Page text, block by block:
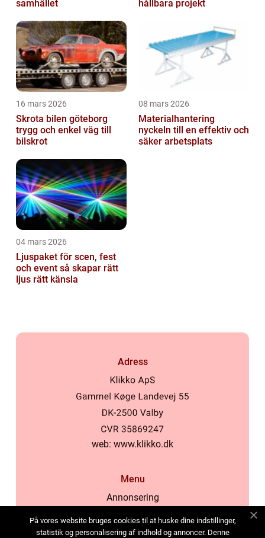
samhället
hållbara projekt
16 mars 2026
Skrota bilen göteborg
trygg och enkel väg till
bilskrot
08 mars 2026
Materialhantering
nyckeln till en effektiv och
säker arbetsplats
04 mars 2026
Ljuspaket för scen, fest
och event så skapar rätt
ljus rätt känsla
Adress
web: www.klikko.dk
Menu
Annonsering
Cookies
På vores website bruges cookies til at huske dine indstillinger,
statistik og personalisering af indhold og annoncer. Denne